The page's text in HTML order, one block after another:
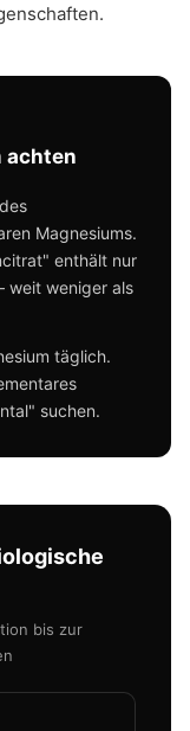
achten
Magnesiums.
enthält nur
weit weniger als
täglich.
suchen.
bis zur